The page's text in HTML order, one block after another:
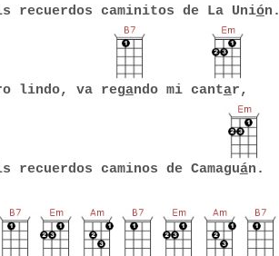
recuerdos caminitos de La Unión.
lindo, va regando mi cantar,
recuerdos caminos de Camaguán.